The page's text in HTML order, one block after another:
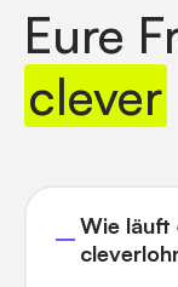
Eure
clever
Wie läuft